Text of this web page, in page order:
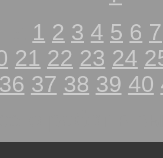
1 2 3 4 5 6 7
21 22 23 24
36 37 38 39 40